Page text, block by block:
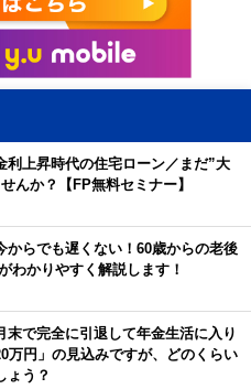
利上昇時代の住宅ローン／まだ”大
んか？【FP無料セミナー】
からでも遅くない！60歳からの老後
わかりやすく解説します！
末で完全に引退して年金生活に入り
万円」の見込みですが、どのくらい
ょう？